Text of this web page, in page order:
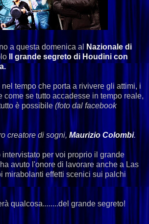
a questa domenica al
Nazionale di
Il grande segreto di Houdini con
tempo che porta a rivivere gli attimi, i
come se tutto accadesse in tempo reale,
è possibile (foto dal facebook
creatore di sogni, Maurizio Colombi.
intervistato per voi proprio il grande
avuto l'onore di lavorare anche a Las
mirabolanti effetti scenici sui palchi
qualcosa........del grande segreto!